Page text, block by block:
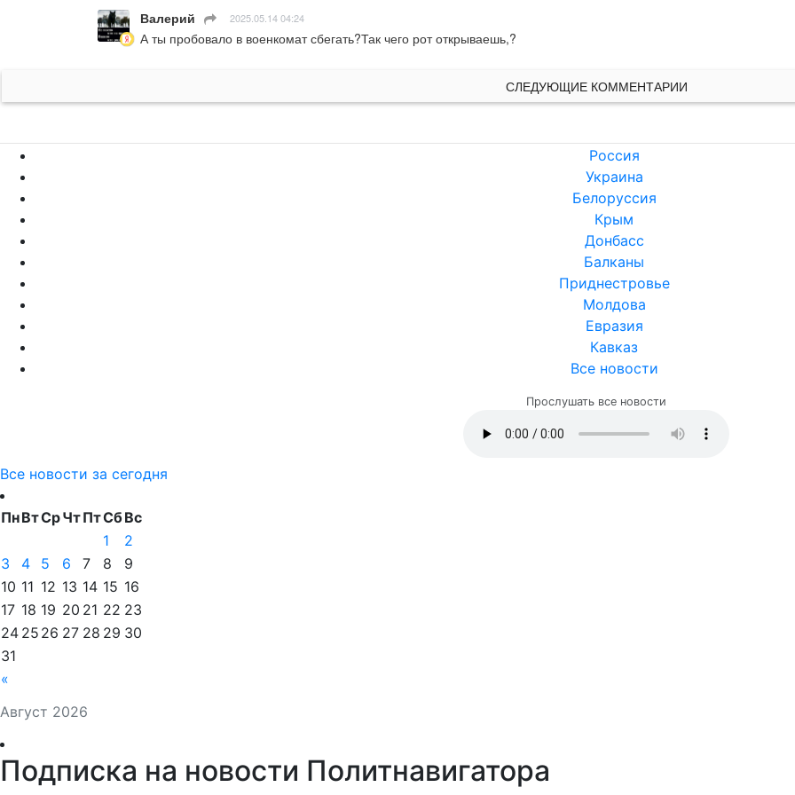
Валерий 2025.05.14 04:24
А ты пробовало в военкомат сбегать?Так чего рот открываешь,?
СЛЕДУЮЩИЕ КОММЕНТАРИИ
Россия
Украина
Белоруссия
Крым
Донбасс
Балканы
Приднестровье
Молдова
Евразия
Кавказ
Все новости
Прослушать все новости
Все новости за сегодня
Август 2026
ПнВтСрЧтПтСбВс
«
1
2
3
4 5 6 7 8
9
10 11 12 13 14 15 16
17 18 19 20 21 22 23
24 25 26 27 28 29 30
31
Подписка на новости Политнавигатора